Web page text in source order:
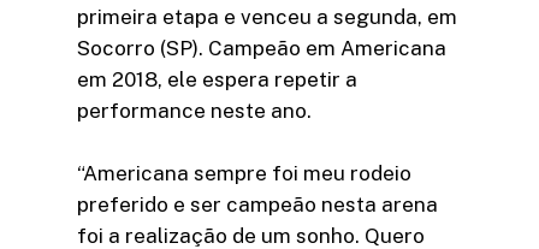
primeira etapa e venceu a segunda, em
Socorro (SP). Campeão em Americana
em 2018, ele espera repetir a
performance neste ano.
“Americana sempre foi meu rodeio
preferido e ser campeão nesta arena
foi a realização de um sonho. Quero